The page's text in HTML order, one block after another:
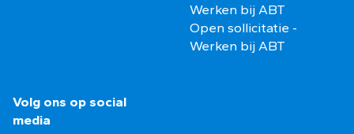
Werken bij ABT
Open sollicitatie -
Werken bij ABT
Volg ons op social
media